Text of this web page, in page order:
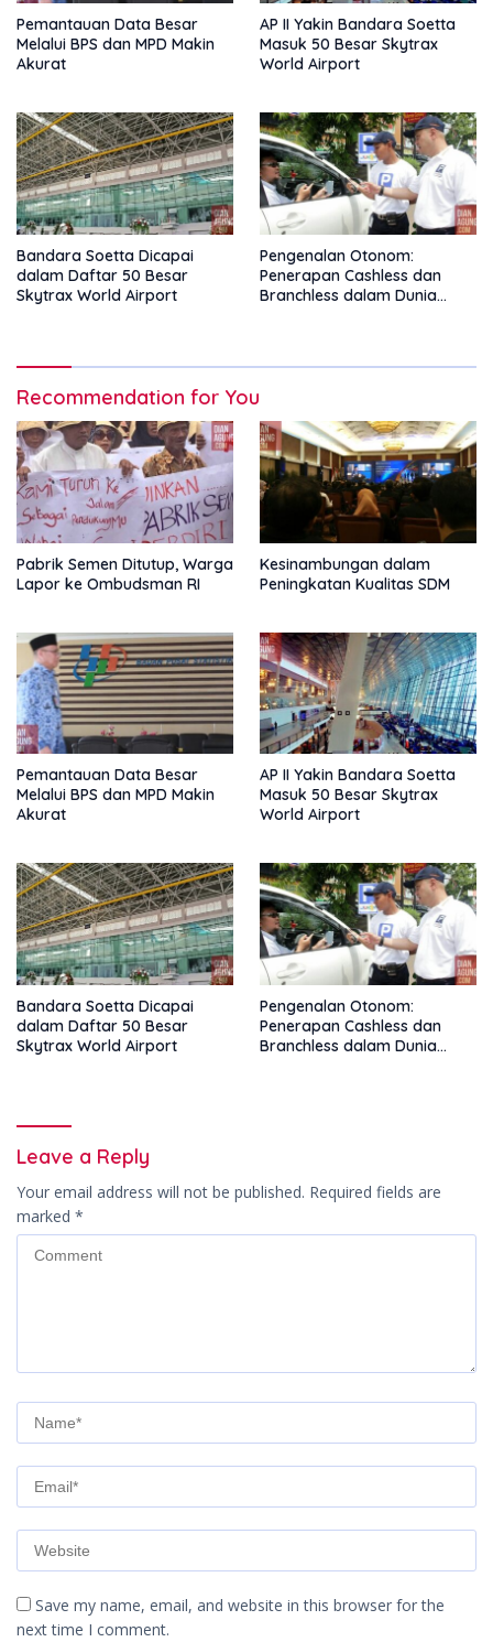
Pemantauan Data Besar
Melalui BPS dan MPD Makin
Akurat
AP II Yakin Bandara Soetta
Masuk 50 Besar Skytrax
World Airport
Bandara Soetta Dicapai
dalam Daftar 50 Besar
Skytrax World Airport
Pengenalan Otonom:
Penerapan Cashless dan
Branchless dalam Dunia
Recommendation for You
Pabrik Semen Ditutup, Warga
Lapor ke Ombudsman RI
Kesinambungan dalam
Peningkatan Kualitas SDM
Pemantauan Data Besar
Melalui BPS dan MPD Makin
Akurat
AP II Yakin Bandara Soetta
Masuk 50 Besar Skytrax
World Airport
Bandara Soetta Dicapai
dalam Daftar 50 Besar
Skytrax World Airport
Pengenalan Otonom:
Penerapan Cashless dan
Branchless dalam Dunia
Leave a Reply
Your email address will not be published. Required fields are
marked *
Save my name, email, and website in this browser for the
next time I comment.